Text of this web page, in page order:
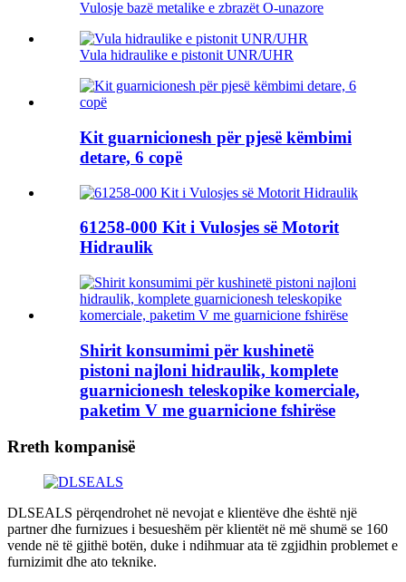
Vulosje bazë metalike e zbrazët O-unazore
Vula hidraulike e pistonit UNR/UHR
Kit guarnicionesh për pjesë këmbimi
detare, 6 copë
61258-000 Kit i Vulosjes së Motorit
Hidraulik
Shirit konsumimi për kushinetë
pistoni najloni hidraulik, komplete
guarnicionesh teleskopike komerciale,
paketim V me guarnicione fshirëse
Rreth kompanisë
DLSEALS përqendrohet në nevojat e klientëve dhe është një
partner dhe furnizues i besueshëm për klientët në më shumë se 160
vende në të gjithë botën, duke i ndihmuar ata të zgjidhin problemet e
furnizimit dhe ato teknike.